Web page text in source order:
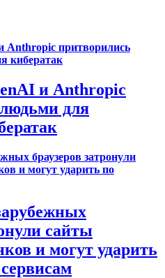
и Anthropic
для
сайты
и могут ударить